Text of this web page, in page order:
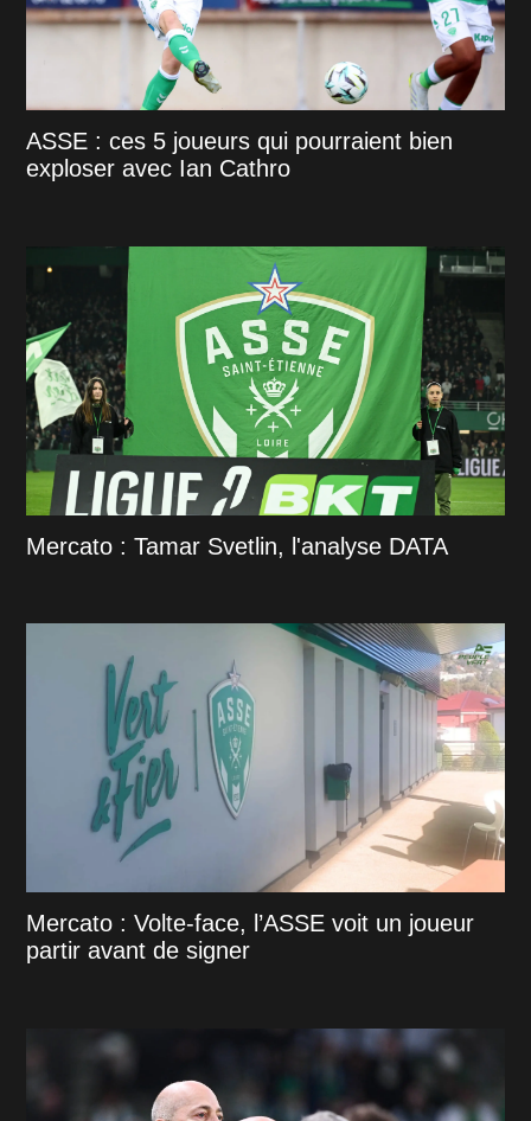
ASSE : ces 5 joueurs qui pourraient bien
exploser avec Ian Cathro
Mercato : Tamar Svetlin, l'analyse DATA
Mercato : Volte-face, l’ASSE voit un joueur
partir avant de signer